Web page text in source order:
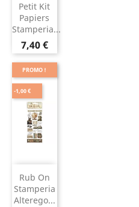
Petit Kit
Papiers
Stamperia...
7,40 €
Rub On
Stamperia
Alterego...
PROMO !
-1,00 €